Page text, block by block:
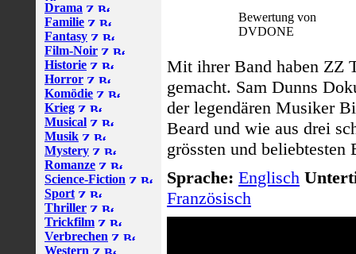
Drama
Familie
Fantasy
Film-Noir
Historie
Horror
Komödie
Krieg
Musical
Musik
Mystery
Romanze
Science-Fiction
Sport
Thriller
Trickfilm
Verbrechen
Western
Bewertung von
DVDONE
Mit ihrer Band haben ZZ
gemacht. Sam Dunns
der legendären Musiker
Beard und wie aus drei
grössten und beliebtesten
Sprache: Englisch
Französisch